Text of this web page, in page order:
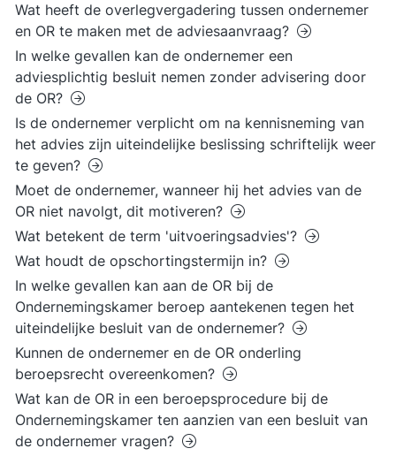
Wat heeft de overlegvergadering tussen ondernemer
en OR te maken met de adviesaanvraag?
In welke gevallen kan de ondernemer een
adviesplichtig besluit nemen zonder advisering door
de OR?
Is de ondernemer verplicht om na kennisneming van
het advies zijn uiteindelijke beslissing schriftelijk weer
te geven?
Moet de ondernemer, wanneer hij het advies van de
OR niet navolgt, dit motiveren?
Wat betekent de term 'uitvoeringsadvies'?
Wat houdt de opschortingstermijn in?
In welke gevallen kan aan de OR bij de
Ondernemingskamer beroep aantekenen tegen het
uiteindelijke besluit van de ondernemer?
Kunnen de ondernemer en de OR onderling
beroepsrecht overeenkomen?
Wat kan de OR in een beroepsprocedure bij de
Ondernemingskamer ten aanzien van een besluit van
de ondernemer vragen?